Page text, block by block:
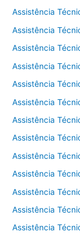
Assistência
Assistência
Assistência
Assistência
Assistência
Assistência
Assistência
Assistência
Assistência
Assistência
Assistência
Assistência
Assistência